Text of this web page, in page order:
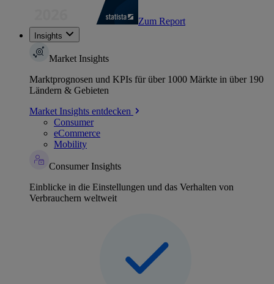
Zum Report
Insights
Market Insights
Marktprognosen und KPIs für über 1000 Märkte in über 190
Ländern & Gebieten
Market Insights entdecken
Consumer
eCommerce
Mobility
Consumer Insights
Einblicke in die Einstellungen und das Verhalten von
Verbrauchern weltweit